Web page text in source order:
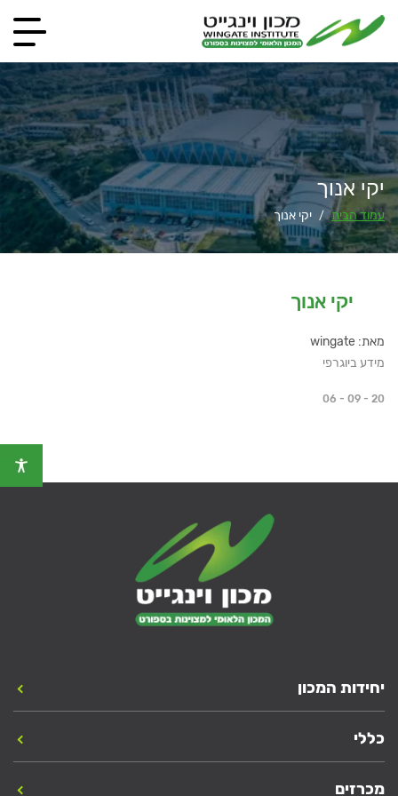
יקי אנוך
עמוד הבית / יקי אנוך
יקי אנוך
מאת: wingate
מידע ביוגרפי
06 - 09 - 20
יחידות המכון
כללי
מכרזים